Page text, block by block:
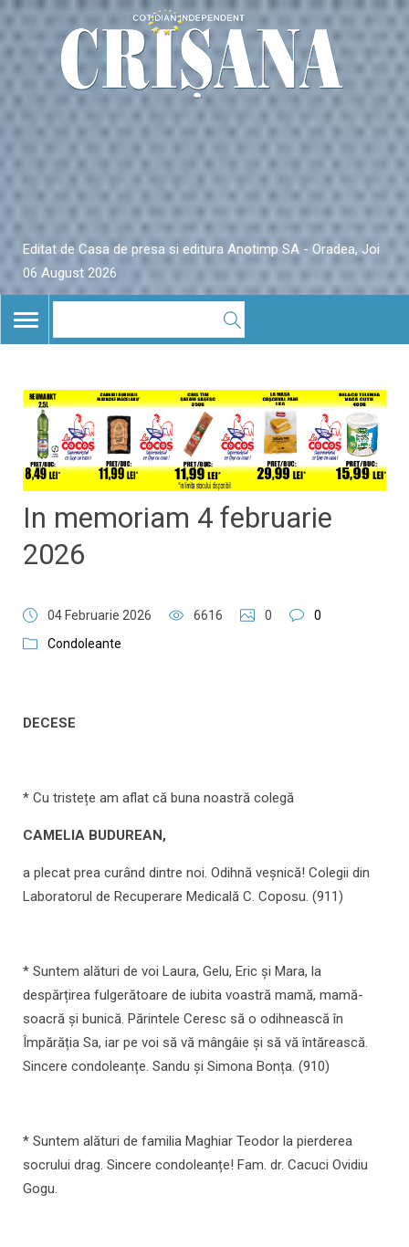
Editat de Casa de presa si editura Anotimp SA - Oradea, Joi
06 August 2026
TOGGLE
NAVIGATION
In memoriam 4 februarie
2026
04 Februarie 2026 6616 0
0
Condoleante
DECESE
* Cu tristețe am aflat că buna noastră colegă
CAMELIA BUDUREAN,
a plecat prea curând dintre noi. Odihnă veșnică! Colegii din
Laboratorul de Recuperare Medicală C. Coposu. (911)
* Suntem alături de voi Laura, Gelu, Eric și Mara, la
despărțirea fulgerătoare de iubita voastră mamă, mamă-
soacră și bunică. Părintele Ceresc să o odihnească în
Împărăția Sa, iar pe voi să vă mângâie și să vă întărească.
Sincere condoleanțe. Sandu și Simona Bonța. (910)
* Suntem alături de familia Maghiar Teodor la pierderea
socrului drag. Sincere condoleanțe! Fam. dr. Cacuci Ovidiu
Gogu.